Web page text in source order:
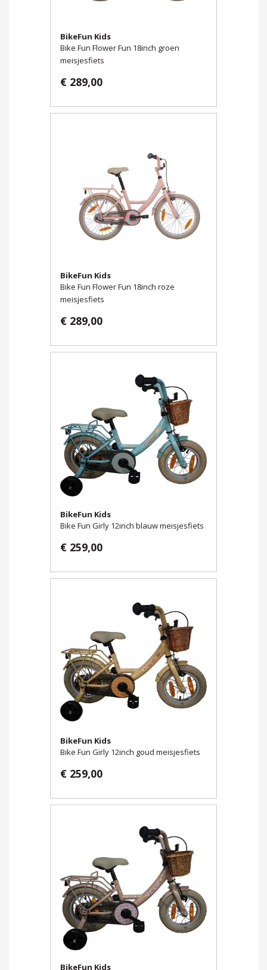
BikeFun Kids
Bike Fun Flower Fun 18inch groen
meisjesfiets
€ 289,00
BikeFun Kids
Bike Fun Flower Fun 18inch roze
meisjesfiets
€ 289,00
BikeFun Kids
Bike Fun Girly 12inch blauw meisjesfiets
€ 259,00
BikeFun Kids
Bike Fun Girly 12inch goud meisjesfiets
€ 259,00
BikeFun Kids